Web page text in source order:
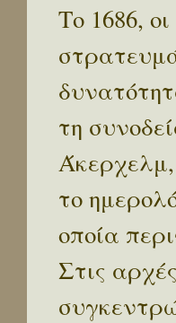
Το 1686,
τη
το
οποία
Στις